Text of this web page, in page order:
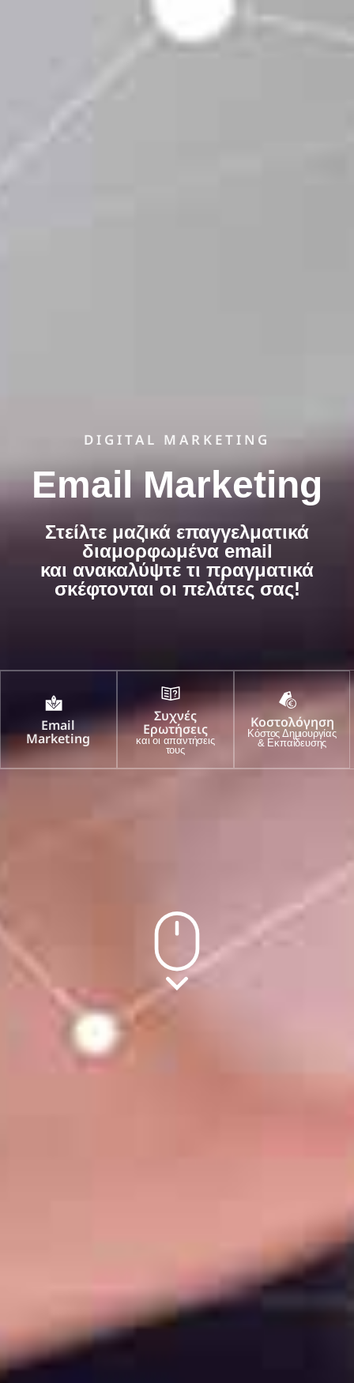
DIGITAL MARKETING
Email Marketing
Στείλτε μαζικά επαγγελματικά
διαμορφωμένα email
και ανακαλύψτε τι πραγματικά
σκέφτονται οι πελάτες σας!
Email
Marketing
Συχνές
Ερωτήσεις
και οι απαντήσεις
τους
Κοστολόγηση
Κόστος Δημιουργίας
& Εκπαίδευσης